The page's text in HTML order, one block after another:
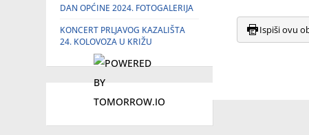
DAN OPĆINE 2024. FOTOGALERIJA
KONCERT PRLJAVOG KAZALIŠTA
24. KOLOVOZA U KRIŽU
Ispiši ovu